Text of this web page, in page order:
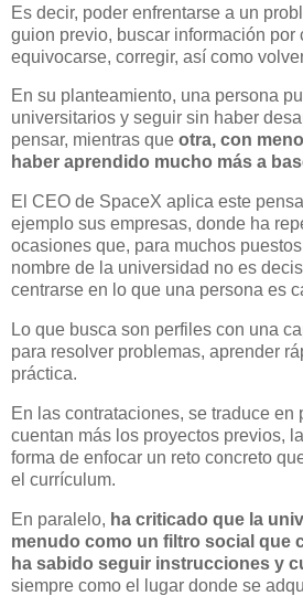
Es decir, poder enfrentarse a un
guion previo, buscar información por
equivocarse, corregir, así como
En su planteamiento, una persona
universitarios y seguir sin haber
pensar, mientras que otra, con
haber aprendido mucho más a
El CEO de SpaceX aplica este
ejemplo sus empresas, donde ha
ocasiones que, para muchos
nombre de la universidad no es
centrarse en lo que una persona es
Lo que busca son perfiles con una
para resolver problemas, aprender
práctica.
En las contrataciones, se traduce en
cuentan más los proyectos previos,
forma de enfocar un reto concreto
el currículum.
En paralelo, ha criticado que la
menudo como un filtro social que
ha sabido seguir instrucciones y
siempre como el lugar donde se